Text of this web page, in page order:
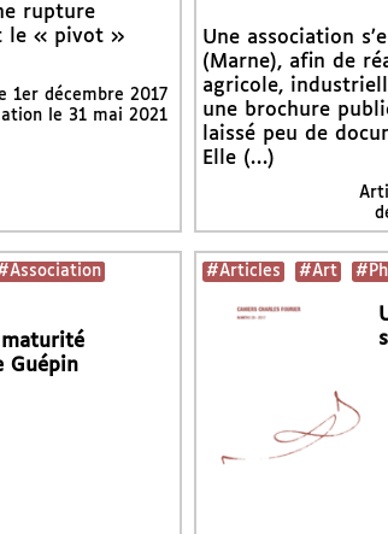
rupture
le « pivot »
1er décembre 2017
le 31 mai 2021
Une association
(Marne), afin de
agricole,
une brochure
laissé peu de
Elle (…)
maturité
Guépin
#Articles #Art